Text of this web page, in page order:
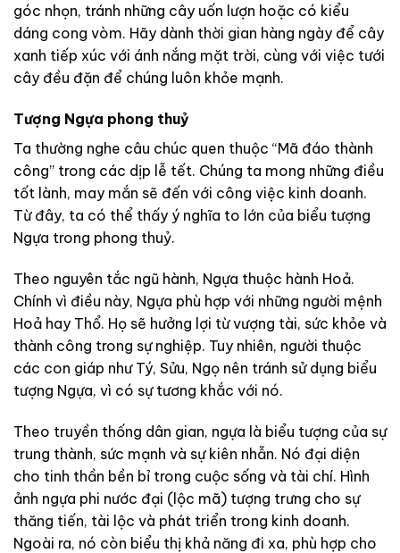
góc nhọn, tránh những cây uốn lượn hoặc có kiểu
dáng cong vòm. Hãy dành thời gian hàng ngày để cây
xanh tiếp xúc với ánh nắng mặt trời, cùng với việc tưới
cây đều đặn để chúng luôn khỏe mạnh.
Tượng Ngựa phong thuỷ
Ta thường nghe câu chúc quen thuộc “Mã đáo thành
công” trong các dịp lễ tết. Chúng ta mong những điều
tốt lành, may mắn sẽ đến với công việc kinh doanh.
Từ đây, ta có thể thấy ý nghĩa to lớn của biểu tượng
Ngựa trong phong thuỷ.
Theo nguyên tắc ngũ hành, Ngựa thuộc hành Hoả.
Chính vì điều này, Ngựa phù hợp với những người mệnh
Hoả hay Thổ. Họ sẽ hưởng lợi từ vượng tài, sức khỏe và
thành công trong sự nghiệp. Tuy nhiên, người thuộc
các con giáp như Tý, Sửu, Ngọ nên tránh sử dụng biểu
tượng Ngựa, vì có sự tương khắc với nó.
Theo truyền thống dân gian, ngựa là biểu tượng của sự
trung thành, sức mạnh và sự kiên nhẫn. Nó đại diện
cho tinh thần bền bỉ trong cuộc sống và tài chí. Hình
ảnh ngựa phi nước đại (lộc mã) tượng trưng cho sự
thăng tiến, tài lộc và phát triển trong kinh doanh.
Ngoài ra, nó còn biểu thị khả năng đi xa, phù hợp cho